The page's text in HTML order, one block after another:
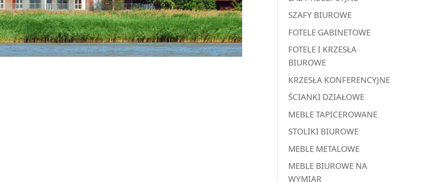
SZAFY BIUROWE
FOTELE GABINETOWE
FOTELE I KRZESŁA
BIUROWE
KRZESŁA KONFERENCYJNE
ŚCIANKI DZIAŁOWE
MEBLE TAPICEROWANE
STOLIKI BIUROWE
MEBLE METALOWE
MEBLE BIUROWE NA
WYMIAR